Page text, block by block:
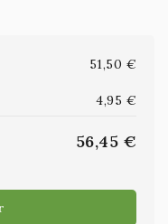
51,50 €
4,95 €
56,45 €